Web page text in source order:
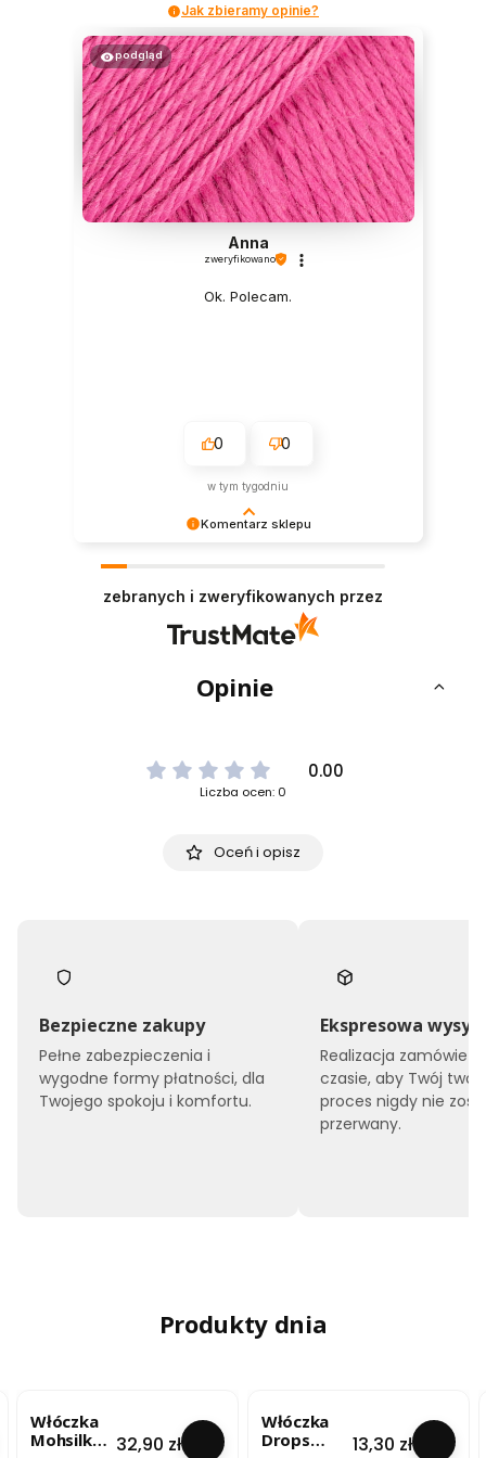
Jak zbieramy opinie?
Komentarz sklepu
że jesteśmy na właściwym torze :) Z
pozdrowieniami, obsługa sklepu.
podgląd
Anna
zweryfikowano
Ok. Polecam.
0 0
w tym tygodniu
zebranych i zweryfikowanych przez
Opinie
0.00
Liczba ocen: 0
Oceń i opisz
Bezpieczne zakupy
Pełne zabezpieczenia i
wygodne formy płatności, dla
Twojego spokoju i komfortu.
Ekspresowa
Realizacja zamówień
czasie, aby Twój
proces nigdy nie
przerwany.
Produkty dnia
Włóczka
Mohsilko – Cena
32,90 zł
Włóczka
Drops
Cena
13,30 zł